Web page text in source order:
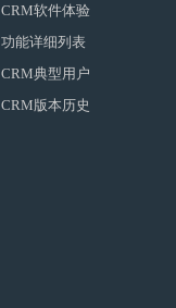
CRM软件体验
功能详细列表
CRM典型用户
CRM版本历史